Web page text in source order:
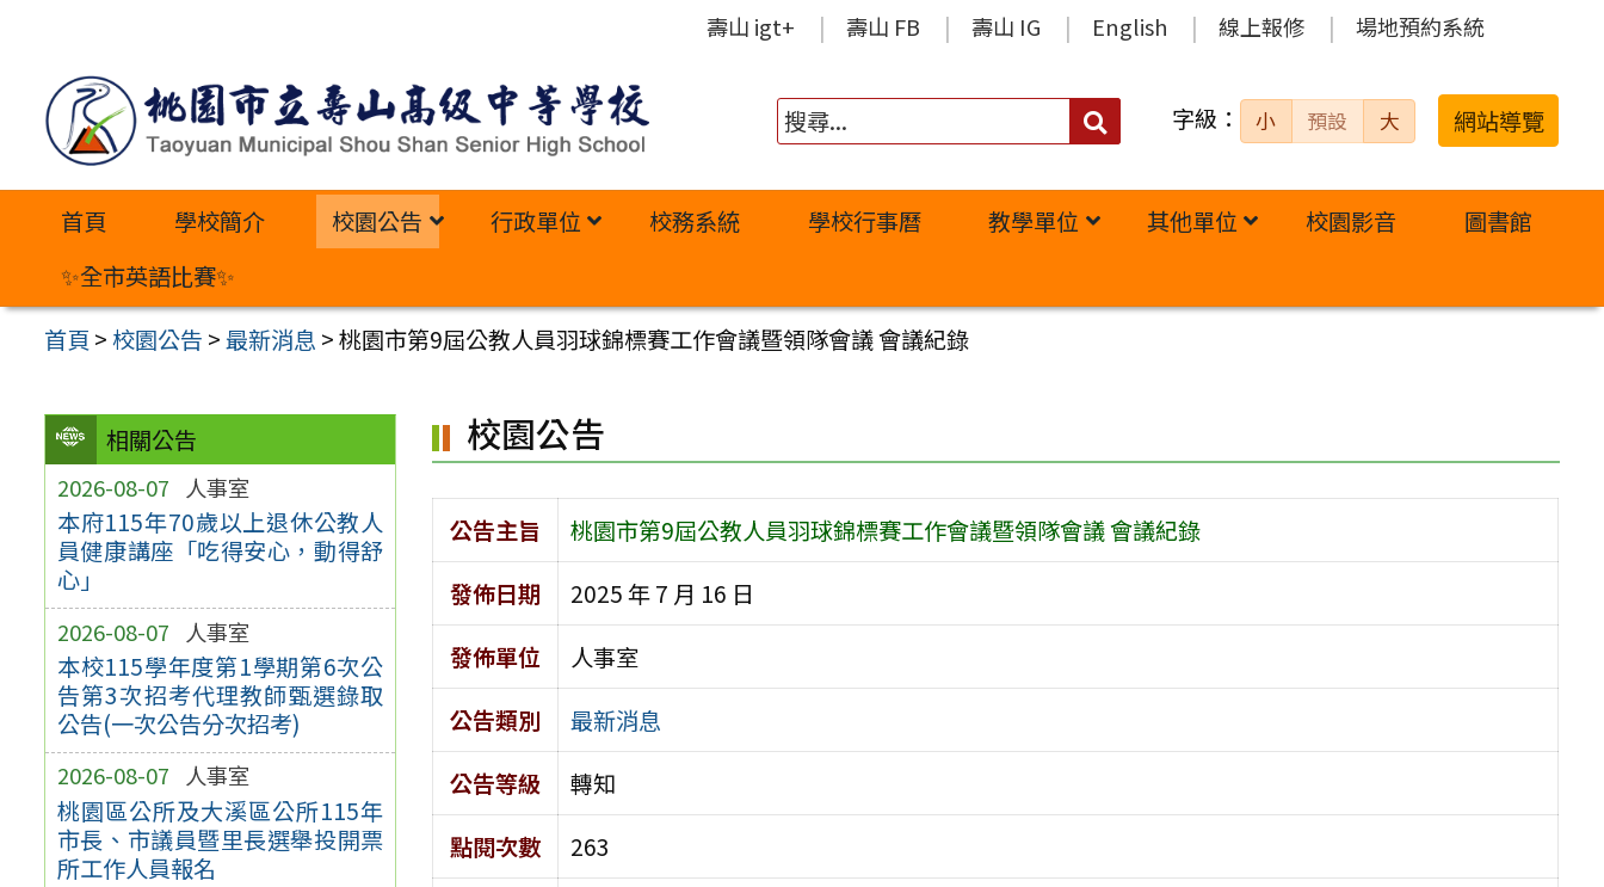
內
壽山 igt+ 壽山 FB 壽山 IG English 線上報修 場地預約系統
搜
字級： 小 預設 大 網站導覽
首頁 學校簡介 校園公告 行政單位 校務系統 學校行事曆 教學單位 其他單位 校園影音
圖書館
✨全市英語比賽✨
首頁 >校園公告 >最新消息 >桃園市第9屆公教人員羽球錦標賽工作會議暨領隊會議 會議紀錄
相關公告
2026-08-07 人事室
本府115年70歲以上退休公教人
員健康講座「吃得安心，動得舒
心」
2026-08-07 人事室
本校115學年度第1學期第6次公
告第3次招考代理教師甄選錄取
公告(一次公告分次招考)
2026-08-07 人事室
桃園區公所及大溪區公所115年
市長、市議員暨里長選舉投開票
所工作人員報名
校園公告
公告主旨
桃園市第9屆公教人員羽球錦標賽工作會議暨領隊會議 會議紀錄
發佈日期
2025 年 7 月 16 日
發佈單位
人事室
公告類別
最新消息
公告等級
轉知
點閱次數
263